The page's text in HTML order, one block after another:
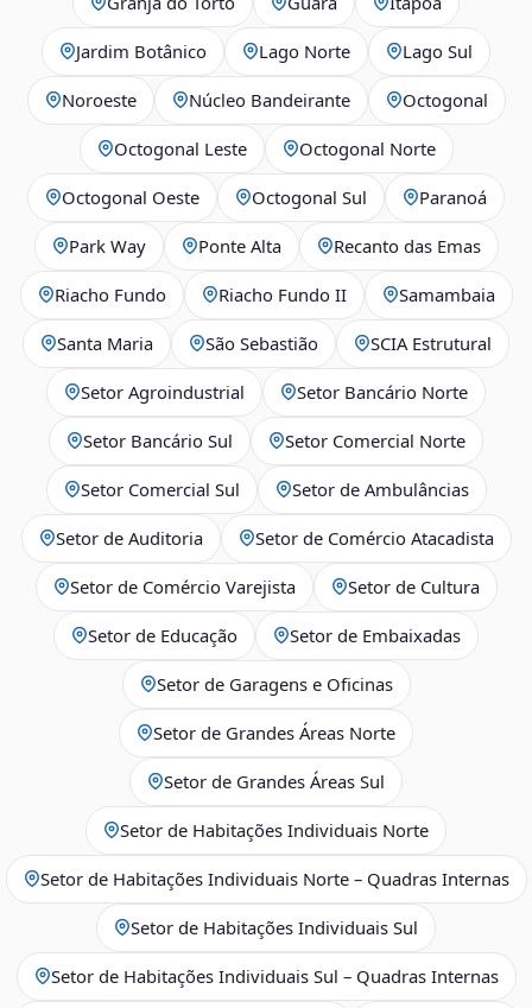
Jardim Botânico Lago Norte Lago Sul
Noroeste Núcleo Bandeirante Octogonal
Octogonal Leste Octogonal Norte
Octogonal Oeste Octogonal Sul Paranoá
Park Way Ponte Alta Recanto das Emas
Riacho Fundo Riacho Fundo II Samambaia
Santa Maria São Sebastião SCIA Estrutural
Setor Agroindustrial Setor Bancário Norte
Setor Bancário Sul Setor Comercial Norte
Setor Comercial Sul Setor de Ambulâncias
Setor de Auditoria Setor de Comércio Atacadista
Setor de Comércio Varejista Setor de Cultura
Setor de Educação Setor de Embaixadas
Setor de Garagens e Oficinas
Setor de Grandes Áreas Norte
Setor de Grandes Áreas Sul
Setor de Habitações Individuais Norte
Setor de Habitações Individuais Norte – Quadras Internas
Setor de Habitações Individuais Sul
Setor de Habitações Individuais Sul – Quadras Internas